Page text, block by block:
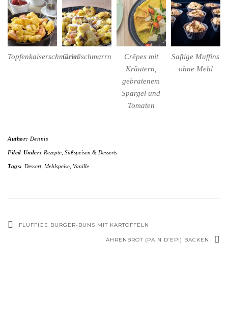
TopfenkaiserschmarrnGrießschmarrn
Crêpes mit
Kräutern,
gebratenem
Spargel und
Tomaten
Saftige Muffins
ohne Mehl
Author: Dennis
Filed Under: Rezepte, Süßspeisen & Desserts
Tags: Dessert, Mehlspeise, Vanille
FLUFFIGE BURGER-BUNS MIT KARTOFFELN
ÄHRENBROT (PAIN D’EPI) BACKEN